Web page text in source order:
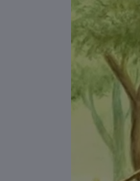
Où écouter Radio
Pitchoun Rédac
Qui sommes-nous ?